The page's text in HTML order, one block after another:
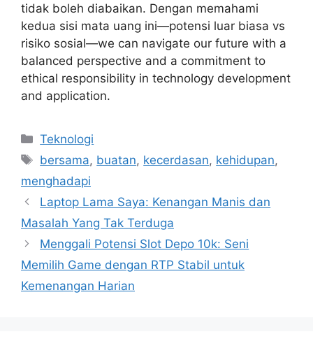
tidak boleh diabaikan. Dengan memahami
kedua sisi mata uang ini—potensi luar biasa vs
risiko sosial—we can navigate our future with a
balanced perspective and a commitment to
ethical responsibility in technology development
and application.
Categories
Teknologi
Tags
bersama, buatan, kecerdasan, kehidupan,
menghadapi
Laptop Lama Saya: Kenangan Manis dan
Masalah Yang Tak Terduga
Menggali Potensi Slot Depo 10k: Seni
Memilih Game dengan RTP Stabil untuk
Kemenangan Harian